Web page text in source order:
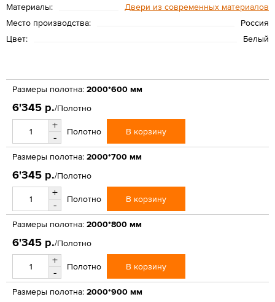
Материалы:
Двери из современных материалов
Место производства:
Россия
Цвет:
Белый
Размеры полотна: 2000*600 мм
6'345 р./Полотно
+
-
Полотно В корзину
Размеры полотна: 2000*700 мм
6'345 р./Полотно
+
-
Полотно В корзину
Размеры полотна: 2000*800 мм
6'345 р./Полотно
+
-
Полотно В корзину
Размеры полотна: 2000*900 мм